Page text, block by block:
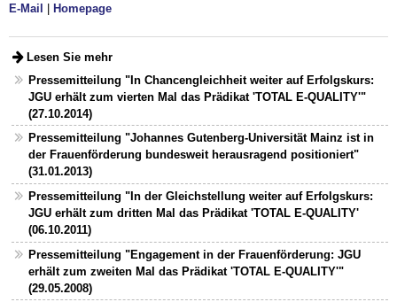
E-Mail | Homepage
Lesen Sie mehr
Pressemitteilung "In Chancengleichheit weiter auf Erfolgskurs:
JGU erhält zum vierten Mal das Prädikat 'TOTAL E-QUALITY'"
(27.10.2014)
Pressemitteilung "Johannes Gutenberg-Universität Mainz ist in
der Frauenförderung bundesweit herausragend positioniert"
(31.01.2013)
Pressemitteilung "In der Gleichstellung weiter auf Erfolgskurs:
JGU erhält zum dritten Mal das Prädikat 'TOTAL E-QUALITY'
(06.10.2011)
Pressemitteilung "Engagement in der Frauenförderung: JGU
erhält zum zweiten Mal das Prädikat 'TOTAL E-QUALITY'"
(29.05.2008)